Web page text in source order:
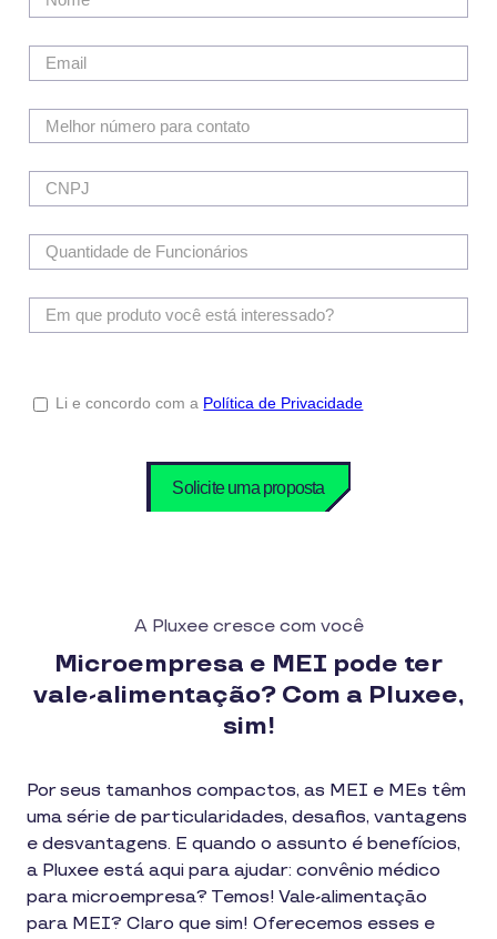
A Pluxee cresce com você
Microempresa e MEI pode ter
vale-alimentação? Com a Pluxee,
sim!
Por seus tamanhos compactos, as MEI e MEs têm
uma série de particularidades, desafios, vantagens
e desvantagens. E quando o assunto é benefícios,
a Pluxee está aqui para ajudar: convênio médico
para microempresa? Temos! Vale-alimentação
para MEI? Claro que sim! Oferecemos esses e